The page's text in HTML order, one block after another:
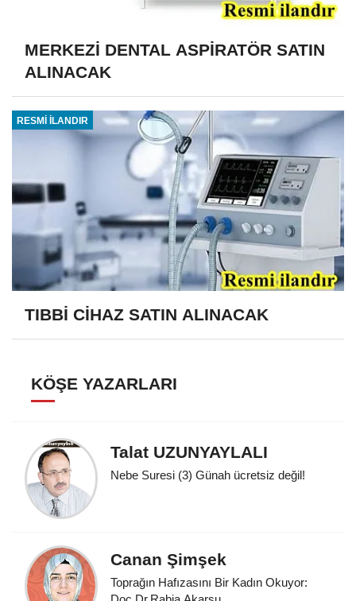
MERKEZİ DENTAL ASPİRATÖR SATIN
ALINACAK
RESMİ İLANDIR
TIBBİ CİHAZ SATIN ALINACAK
KÖŞE YAZARLARI
Talat UZUNYAYLALI
Nebe Suresi (3) Günah ücretsiz değil!
Canan Şimşek
Toprağın Hafızasını Bir Kadın Okuyor: